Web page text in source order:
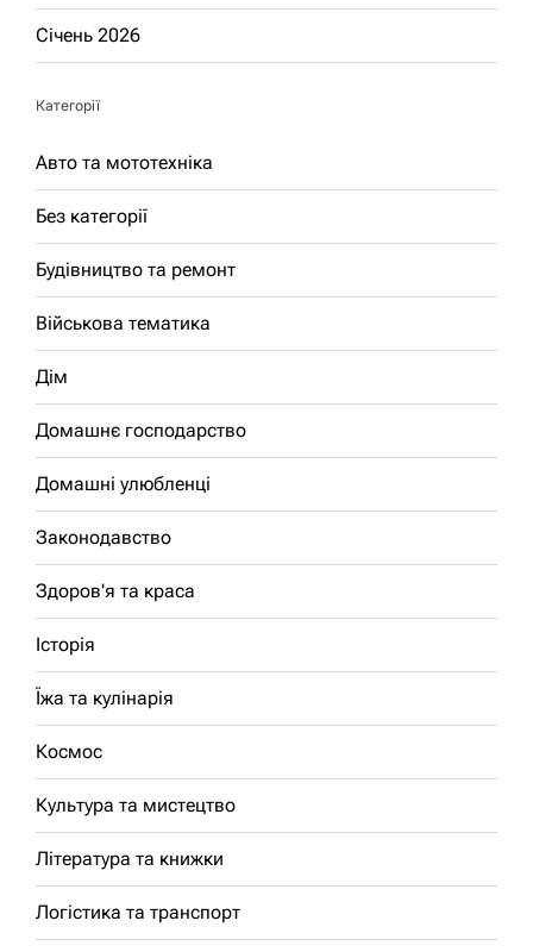
Січень 2026
Категорії
Авто та мототехніка
Без категорії
Будівництво та ремонт
Військова тематика
Дім
Домашнє господарство
Домашні улюбленці
Законодавство
Здоров'я та краса
Історія
Їжа та кулінарія
Космос
Культура та мистецтво
Література та книжки
Логістика та транспорт